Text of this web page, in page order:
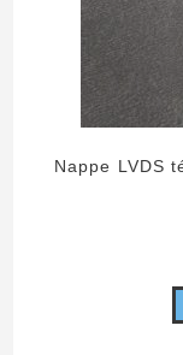
Nappe LVDS